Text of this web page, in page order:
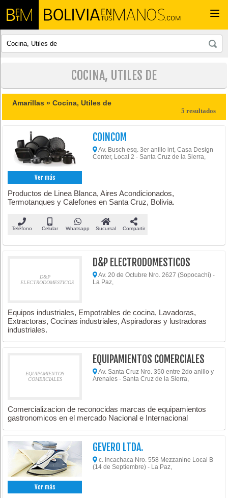
COCINA, UTILES DE
Amarillas »Cocina, Utiles de
5 resultados
Ver más
COINCOM
Av. Busch esq. 3er anillo int, Casa Design
Center, Local 2 - Santa Cruz de la Sierra,
Productos de Linea Blanca, Aires Acondicionados,
Termotanques y Calefones en Santa Cruz, Bolivia.
Teléfono Celular Whatsapp Sucursal Compartir
D&P
ELECTRODOMESTICOS
D&P ELECTRODOMESTICOS
Av. 20 de Octubre Nro. 2627 (Sopocachi) -
La Paz,
Equipos industriales, Empotrables de cocina, Lavadoras,
Extractoras, Cocinas industriales, Aspiradoras y lustradoras
industriales.
EQUIPAMIENTOS
COMERCIALES
EQUIPAMIENTOS COMERCIALES
Av. Santa Cruz Nro. 350 entre 2do anillo y
Arenales - Santa Cruz de la Sierra,
Comercializacion de reconocidas marcas de equipamientos
gastronomicos en el mercado Nacional e Internacional
Ver más
GEVERO LTDA.
c. Incachaca Nro. 558 Mezzanine Local B
(14 de Septiembre) - La Paz,